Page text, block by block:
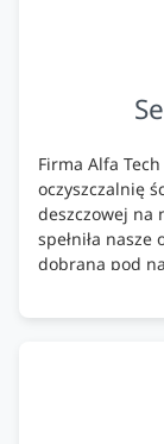
Firma Alfa
oczyszczalnię
deszczowej na
spełniła
dobrana pod
wykonany